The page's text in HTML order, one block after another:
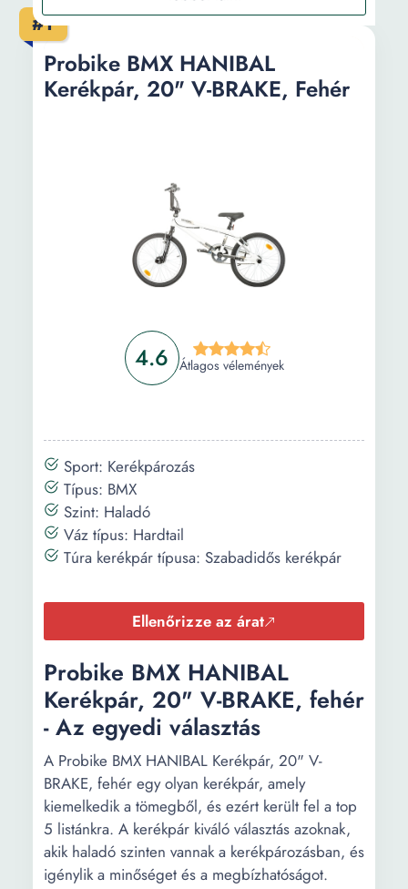
#1
4.6 Átlagos vélemények
Probike BMX HANIBAL
Kerékpár, 20" V-BRAKE, Fehér
Sport: Kerékpározás
Típus: BMX
Szint: Haladó
Váz típus: Hardtail
Túra kerékpár típusa: Szabadidős kerékpár
Ellenőrizze az árat
Probike BMX HANIBAL
Kerékpár, 20" V-BRAKE, fehér
- Az egyedi választás
A Probike BMX HANIBAL Kerékpár, 20" V-
BRAKE, fehér egy olyan kerékpár, amely
kiemelkedik a tömegből, és ezért került fel a top
5 listánkra. A kerékpár kiváló választás azoknak,
akik haladó szinten vannak a kerékpározásban, és
igénylik a minőséget és a megbízhatóságot.
Velors V2016A BMX 20 " Kerékpár,
Fekete/Narancssárga
BMX Neon Bike Warrior 20", fekete,
egysebességes, kormány- és vázvédő
BMX Neon Bike ólommentes 20", fekete, Rotor
Vásárlási útmutató
Gyakori kérdések